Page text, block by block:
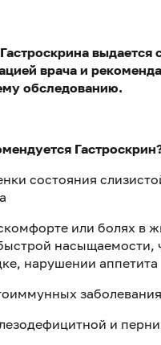
выдается
врача и
обследованию.
состояния
или болях в
насыщаемости,
нарушении аппетита
и